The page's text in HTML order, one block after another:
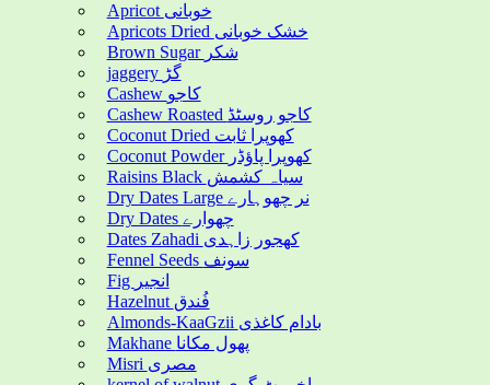
Apricot خوبانی
Apricots Dried خشک خوبانی
Brown Sugar شکر
jaggery گڑ
Cashew کاجو
Cashew Roasted کاجو روسٹڈ
Coconut Dried کھوپرا ثابت
Coconut Powder کھوپرا پاؤڈر
Raisins Black سیاہ کشمش
Dry Dates Large نر چھوہارے
Dry Dates چھوارے
Dates Zahadi کھجور زاہدی
Fennel Seeds سونف
Fig انجیر
Hazelnut فُندق
Almonds-KaaGzii بادام کاغذی
Makhane پھول مکانا
Misri مصری